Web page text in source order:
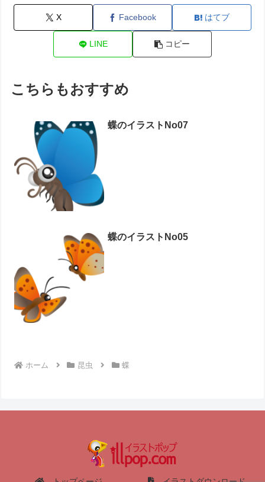
X Facebook はてブ
LINE コピー
こちらもおすすめ
蝶のイラストNo07
蝶のイラストNo05
ホーム 昆虫 蝶